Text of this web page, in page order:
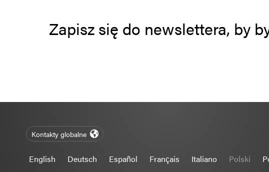
Zapisz się do newslettera, by
Kontakty globalne
English Deutsch Español Français Italiano Polski